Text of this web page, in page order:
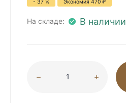
- 37 % Экономия 470 ₽
На складе: В наличии